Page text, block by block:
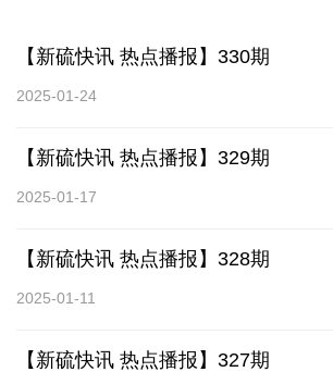
【新硫快讯 热点播报】330期
2025-01-24
【新硫快讯 热点播报】329期
2025-01-17
【新硫快讯 热点播报】328期
2025-01-11
【新硫快讯 热点播报】327期